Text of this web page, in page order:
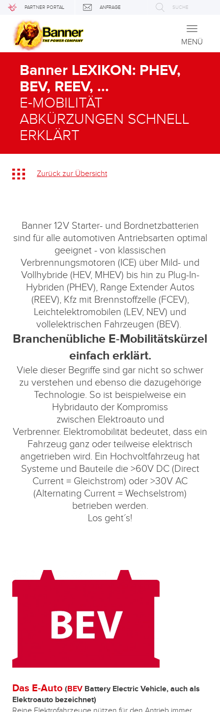
PARTNER PORTAL ANFRAGE SUCHE
Toggle
MENÜ
Banner LEXIKON: PHEV,
BEV, REEV, ...
E-MOBILITÄT
ABKÜRZUNGEN SCHNELL
ERKLÄRT
Zurück zur Übersicht
Banner 12V Starter- und Bordnetzbatterien
sind für alle automotiven Antriebsarten optimal
geeignet - von klassischen
Verbrennungsmotoren (ICE) über Mild- und
Vollhybride (HEV, MHEV) bis hin zu Plug-In-
Hybriden (PHEV), Range Extender Autos
(REEV), Kfz mit Brennstoffzelle (FCEV),
Leichtelektromobilen (LEV, NEV) und
vollelektrischen Fahrzeugen (BEV).
Branchenübliche E-Mobilitätskürzel
einfach erklärt.
Viele dieser Begriffe sind gar nicht so schwer
zu verstehen und ebenso die dazugehörige
Technologie. So ist beispielweise ein
Hybridauto der Kompromiss
zwischen Elektroauto und
Verbrenner. Elektromobilität bedeutet, dass ein
Fahrzeug ganz oder teilweise elektrisch
angetrieben wird. Ein Hochvoltfahrzeug hat
Systeme und Bauteile die >60V DC (Direct
Current = Gleichstrom) oder >30V AC
(Alternating Current = Wechselstrom)
betrieben werden.
Los geht´s!
Das E-Auto (BEV Battery Electric Vehicle, auch als
Elektroauto bezeichnet)